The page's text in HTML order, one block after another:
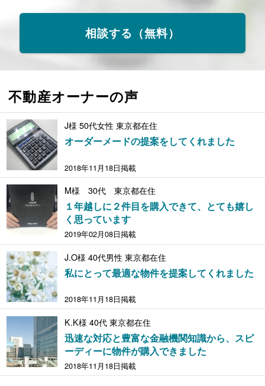
相談する（無料）
不動産オーナーの声
J様 50代女性 東京都在住
オーダーメードの提案をしてくれました
2018年11月18日掲載
M様 30代 東京都在住
１年越しに２件目を購入できて、とても嬉し
く思っています
2019年02月08日掲載
J.O様 40代男性 東京都在住
私にとって最適な物件を提案してくれました
2018年11月18日掲載
K.K様 40代 東京都在住
迅速な対応と豊富な金融機関知識から、スピ
ーディーに物件が購入できました
2018年11月18日掲載